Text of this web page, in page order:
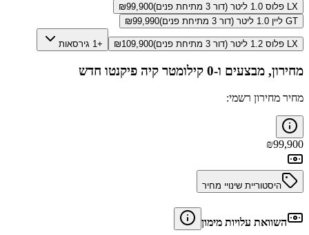
LX פלוס 1.0 ליטר (דור 3 מתיחת פנים) ₪99,900
GT ליין 1.0 ליטר (דור 3 מתיחת פנים)
₪99,990
LX פלוס 1.2 ליטר (דור 3 מתיחת פנים) ₪109,900 +1 גירסאות
מחירון, מבצעים ו-0 קילומטר קיה פיקנטו חדש
מחיר מחירון רשמי:
₪99,900
היסטוריית שינויי מחיר
השוואת עלויות מימון